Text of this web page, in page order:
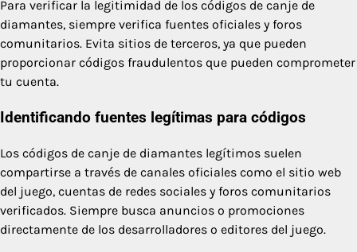
Para verificar la legitimidad de los códigos de canje de
diamantes, siempre verifica fuentes oficiales y foros
comunitarios. Evita sitios de terceros, ya que pueden
proporcionar códigos fraudulentos que pueden comprometer
tu cuenta.
Identificando fuentes legítimas para códigos
Los códigos de canje de diamantes legítimos suelen
compartirse a través de canales oficiales como el sitio web
del juego, cuentas de redes sociales y foros comunitarios
verificados. Siempre busca anuncios o promociones
directamente de los desarrolladores o editores del juego.